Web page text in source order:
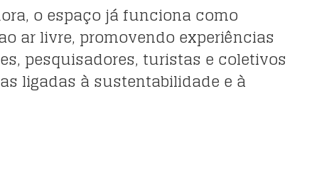
o espaço já funciona como
ar livre, promovendo experiências
pesquisadores, turistas e coletivos
ligadas à sustentabilidade e à